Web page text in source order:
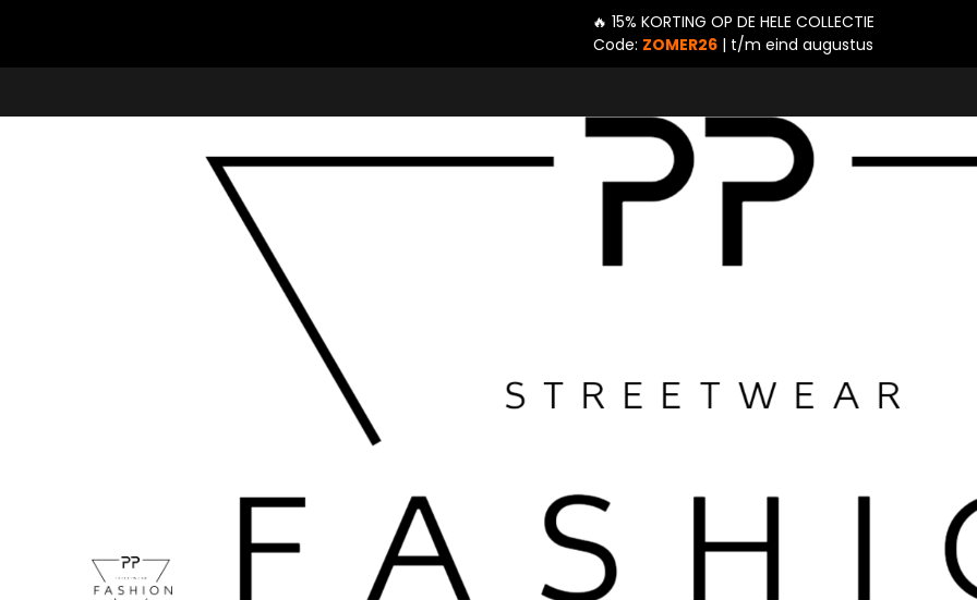
🔥 15% KORTING OP DE HELE COLLECTIE
Code: ZOMER26| t/m eind augustus